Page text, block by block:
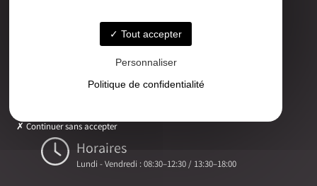
Téléphone
05 56 27 26 08
Email
Horaires
Lundi - Vendredi : 08:30–12:30 / 13:30–18:00
Tout accepter
Personnaliser
Politique de confidentialité
Continuer sans accepter